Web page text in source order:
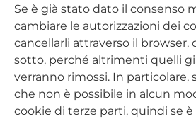
Se è già stato dato il consenso
cambiare le autorizzazioni dei
cancellarli attraverso il browser,
sotto, perché altrimenti quelli
verranno rimossi. In particolare,
che non è possibile in alcun
cookie di terze parti, quindi se